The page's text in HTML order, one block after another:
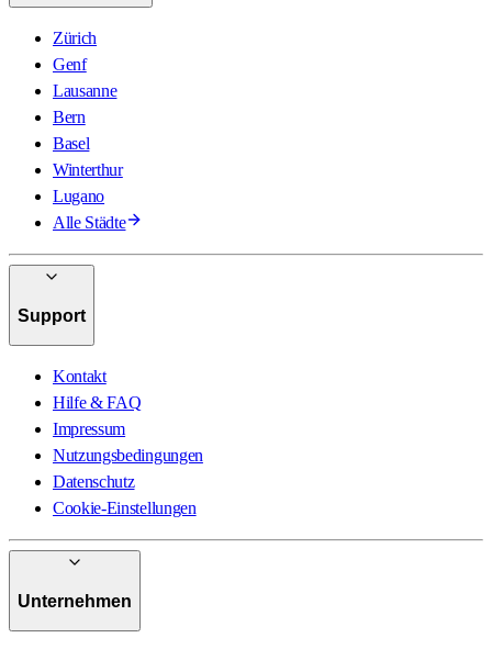
Zürich
Genf
Lausanne
Bern
Basel
Winterthur
Lugano
Alle Städte
Support
Kontakt
Hilfe & FAQ
Impressum
Nutzungsbedingungen
Datenschutz
Cookie-Einstellungen
Unternehmen